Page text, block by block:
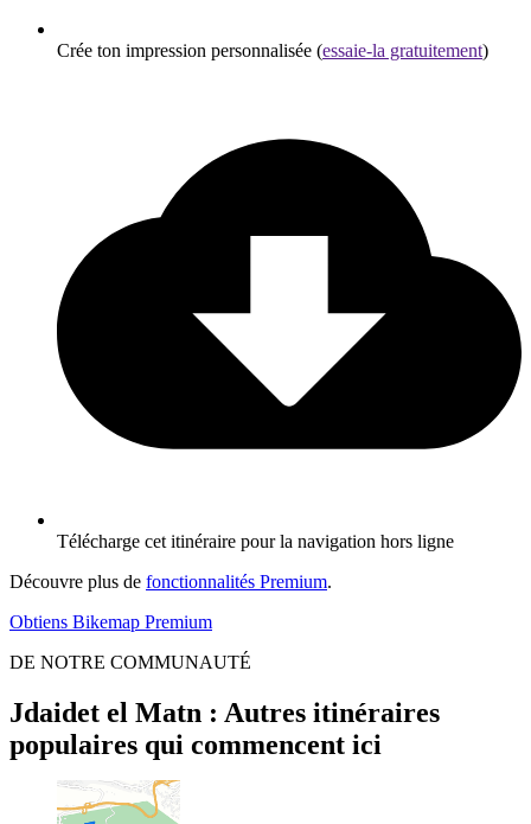
Crée ton impression personnalisée (essaie-la gratuitement)
Télécharge cet itinéraire pour la navigation hors ligne
Découvre plus de fonctionnalités Premium.
Obtiens Bikemap Premium
DE NOTRE COMMUNAUTÉ
Jdaidet el Matn : Autres itinéraires
populaires qui commencent ici